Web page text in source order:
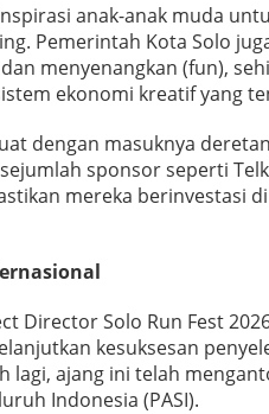
anak-anak muda
Pemerintah Kota Solo
menyenangkan (fun),
ekonomi kreatif yang
dengan masuknya
sponsor seperti
mereka berinvestasi
Director Solo Run Fest
kesuksesan
lagi, ajang ini telah
Indonesia (PASI).